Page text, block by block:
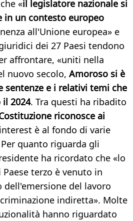
«il legislatore nazionale si
in un contesto europeo
all'Unione europea» e
dei 27 Paesi tendono
affrontare, «uniti nella
nuovo secolo, Amoroso si è
sentenze e i relativi temi che
2024. Tra questi ha ribadito
riconosce ai
è al fondo di varie
quanto riguarda gli
ha ricordato che «lo
terzo è venuto in
del lavoro
indiretta». Molte
hanno riguardato